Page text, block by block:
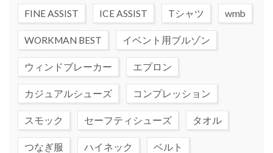
FINE ASSIST ICE ASSIST Tシャツ wmb
WORKMAN BEST イベント用ブルゾン
ウィンドブレーカー エプロン
カジュアルシューズ コンプレッション
スモック セーフティシューズ タオル
つなぎ服 ハイネック ベルト